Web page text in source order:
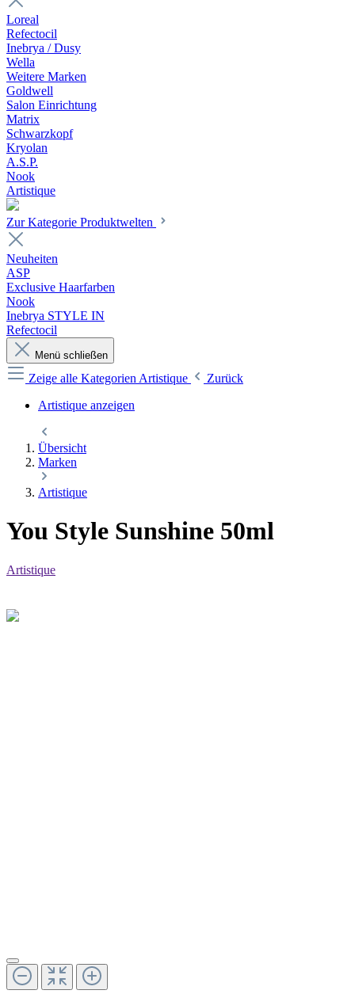
Loreal
Refectocil
Inebrya / Dusy
Wella
Weitere Marken
Goldwell
Salon Einrichtung
Matrix
Schwarzkopf
Kryolan
A.S.P.
Nook
Artistique
Zur Kategorie Produktwelten
Neuheiten
ASP
Exclusive Haarfarben
Nook
Inebrya STYLE IN
Refectocil
Menü schließen
Zeige alle Kategorien Artistique
Zurück
Artistique anzeigen
Übersicht
Marken
Artistique
You Style Sunshine 50ml
Artistique